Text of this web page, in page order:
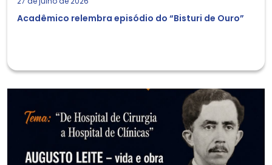
Acadêmico relembra episódio do “Bisturi de Ouro”